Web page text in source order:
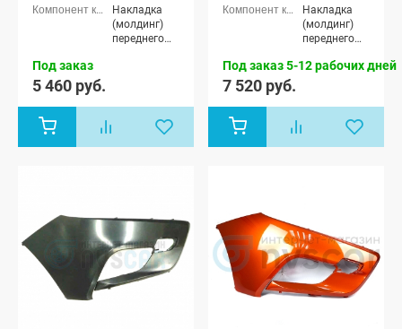
универсал
Накладка
(молдинг)
переднего
Под заказ
5 460 руб.
универсал
Накладка
(молдинг)
переднего
Под заказ 5-12 рабочих дней
7 520 руб.